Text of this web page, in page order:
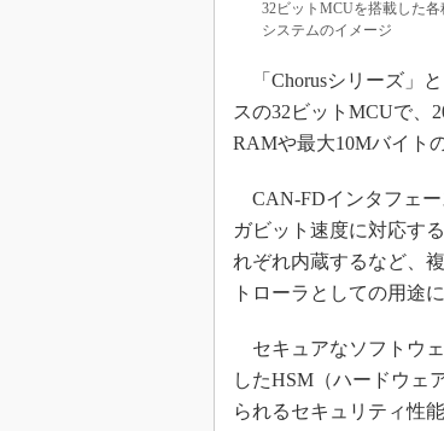
32ビットMCUを搭載した
システムのイメージ
「Chorusシリーズ」と
スの32ビットMCUで、
RAMや最大10Mバイト
CAN-FDインタフェー
ガビット速度に対応す
れぞれ内蔵するなど、
トローラとしての用途
セキュアなソフトウ
したHSM（ハードウェ
られるセキュリティ性